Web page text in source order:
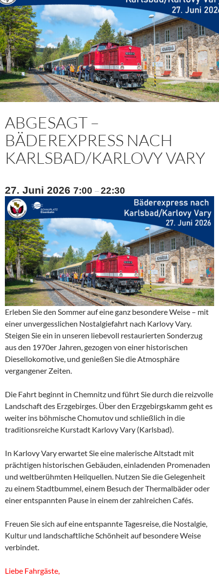
ABGESAGT –
BÄDEREXPRESS NACH
KARLSBAD/KARLOVY VARY
27. Juni 2026 7:00 – 22:30
Erleben Sie den Sommer auf eine ganz besondere Weise – mit
einer unvergesslichen Nostalgiefahrt nach Karlovy Vary.
Steigen Sie ein in unseren liebevoll restaurierten Sonderzug
aus den 1970er Jahren, gezogen von einer historischen
Diesellokomotive, und genießen Sie die Atmosphäre
vergangener Zeiten.
Die Fahrt beginnt in Chemnitz und führt Sie durch die reizvolle
Landschaft des Erzgebirges. Über den Erzgebirgskamm geht es
weiter ins böhmische Chomutov und schließlich in die
traditionsreiche Kurstadt Karlovy Vary (Karlsbad).
In Karlovy Vary erwartet Sie eine malerische Altstadt mit
prächtigen historischen Gebäuden, einladenden Promenaden
und weltberühmten Heilquellen. Nutzen Sie die Gelegenheit
zu einem Stadtbummel, einem Besuch der Thermalbäder oder
einer entspannten Pause in einem der zahlreichen Cafés.
Freuen Sie sich auf eine entspannte Tagesreise, die Nostalgie,
Kultur und landschaftliche Schönheit auf besondere Weise
verbindet.
Liebe Fahrgäste,